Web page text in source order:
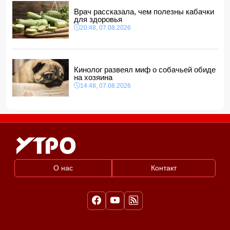
18:48, 08.08.2026
Врач рассказала, чем полезны кабачки
для здоровья
20:48, 07.08.2026
Кинолог развеял миф о собачьей обиде
на хозяина
14:48, 07.08.2026
О нас Контакт